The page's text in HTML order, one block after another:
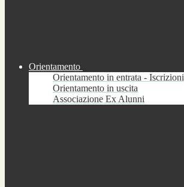
Orientamento
Orientamento in entrata - Iscrizioni
Orientamento in uscita
Associazione Ex Alunni